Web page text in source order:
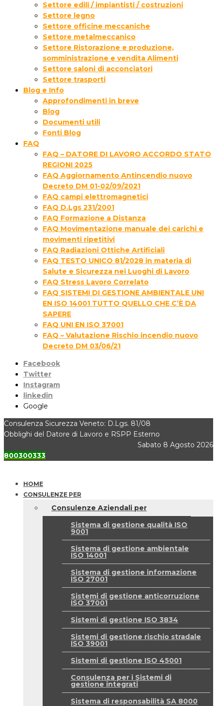
Settore edili / impiantisti / costruzioni
Settore legno
Settore officine meccaniche
Settore metalmeccanico
Settore Ristorazione e produzione,
somministrazione e vendita Alimenti
Settore saloni di acconciatori
Settore trasporti
Blog e Info
Approfondimenti in breve
Blog
Documenti utili
Fonti Blog
FAQ
FAQ – DATORE DI LAVORO ACCORDO STATO
REGIONI 2025
FAQ Aggiornamento Antincendio nuovo
Decreto DM 01-02/09/2021
FAQ campi elettromagnetici
FAQ D.Lgs 231/2001
FAQ Formazione a Distanza
FAQ Movimentazione manuale dei carichi e
movimenti ripetitivi
FAQ Radiazioni Ottiche Artificiali
FAQ TESTO UNICO 81/2028 in materia di
Salute e Sicurezza nei Luoghi di Lavoro
FAQ Stress Lavoro Correlato
FAQ SISTEMI DI GESTIONE AMBIENTALE UNI
EN ISO 14001 TUTTO QUELLO CHE C’È DA
SAPERE
FAQ UNI EN ISO 37001
FAQ – Valutazione Rischio incendio nuovo
Decreto DM 03/06/21
Facebook
Twitter
Instagram
linkedin
Google
Consulenza Sicurezza Veneto: D.Lgs. 81/08
Obblighi del Datore di Lavoro e RSPP Esterno
Sabato 8 Agosto 2026
800300333
HOME
CONSULENZE PER
Consulenze Aziendali per
Sistema di gestione qualità ISO
9001
Sistema di gestione ambientale
ISO 14001
Sistema di gestione informazione
ISO 27001
Sistemi di gestione anticorruzione
ISO 37001
Sistemi di gestione ISO 3834
Sistemi di gestione rischio stradale
ISO 39001
Sistemi di gestione ISO 45001
Consulenza per i Sistemi di
gestione integrati
Sistema di responsabilità SA 8000